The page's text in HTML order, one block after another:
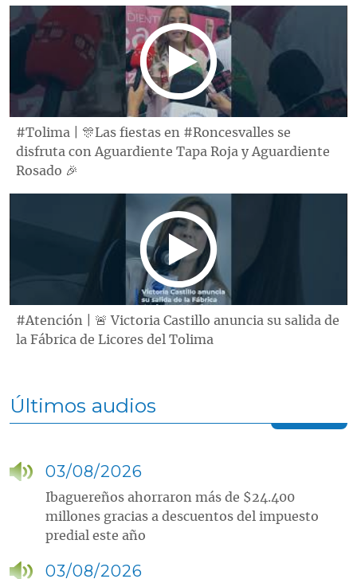
#Tolima | 🎊Las fiestas en #Roncesvalles se
disfruta con Aguardiente Tapa Roja y Aguardiente
Rosado 🎉
#Atención | 🚨 Victoria Castillo anuncia su salida de
la Fábrica de Licores del Tolima
Últimos audios
03/08/2026
Ibaguereños ahorraron más de $24.400
millones gracias a descuentos del impuesto
predial este año
03/08/2026